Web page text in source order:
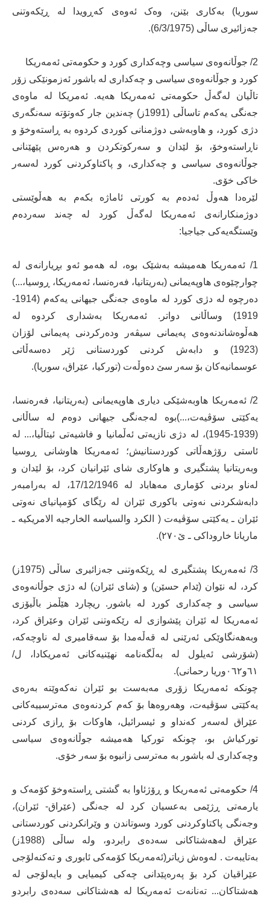
سوریا) بەکاری بێنن، وەک ئەوەی کەڕویدا لە ڕێکەوتنی
جەزائیری ساڵی (6/3/1975).
2/ جوڵانەوەی سیاسی وچەکداری کورد و حکومەتی ئەمەریکا
کورد و جوڵانەوەی سیاسی و چەکداری لە باشور ئەزمونێکی زۆر
تاڵیان لەگەڵ حکومەتی ئەمەریکا ھەیە. ئەمریکا لە ماوەی
جەنگی یەکەم تاساڵی (1991ز) چەندین جار کەوتۆتە سەنگەری
دژی کورد، و هاوبەشی دوژمنانی کوردی کردوە بە ڕاستەوخۆ و
ناڕاستەوخۆ، بۆ لێدان و سەرکوتکردن و هەرەس پێهێنانی
جوڵانەوەی سیاسی و چەکداری، و پاکتاوکردنی کورد لەسەر
خاکی خۆی.
لێرەدا هەوڵ ئەدەم بە کورتی ئاماژە بکەم بە هەڵوێستی
دوژمنکارانەی ئەمەریکا لەگەڵ کورد لە چەند سەردەم
وێستگەیەکی جیاجیا:
1/ ئەمەریکا هەمیشە بەشێک بوە، لە هەمو ئەو بڕیارانەی لە
چوارچێوەی هاوپەیمانی (بەریتانیا، فەرەنسا، ئەمەریکا، ڕوسیا،...)
دەرچوە لە دژی کورد لە ماوەی جەنگی جیهانی یەکەم (1914-
1919) وساڵانی دواتر. ئەمەریکا بەشداری کردوە لە
هەڵوەشاندنەوەی پەیمانی سیڤەر ودەرکردنی پەیمانی لۆزان
(1923) و دابەش کردنی کوردستانی ژێر دەسەڵاتی
عوسمانیەکان بۆ سەر سێ دەوڵەت (تورکیا، عێراق، سوریا).
2/ ئەمەریکا هاوبەشێکی دیاری هاوپەیمانی (بەریتانیا، فەرەنسا،
یەکێتی سۆڤیەت،...)بوە لەجەنگی جیھانی دوەم لە ساڵانی
(1939-1945)، لە دژی نازیەتی ئەڵمانیا و فاشیەتی ئیتاڵیا،... لە
ئاستی رۆژھەڵاتی کوردستانیش؛ ئەمەریکا هاوشانی ڕوسیا
وبەریتانیا پشتگیری و هاوکاری شای ئێرانیان کرد، بۆ لێدان و
لەناو بردنی کۆماری مەهاباد لە 17/12/1946، لە بەرامبەر
دابەشکردنی نەوتی باکوری ئێران لە رێگای کۆمپانیای نەوتی
ئێران ـ یەکێتی سۆڤیەت ( الکرد والسیاسە الخارجیە الامریکیە ـ
ماریانا خاروداکی ـ ێ٢٧٠).
3/ ئەمەریکا پشتگیری لە ڕێکەوتنی جەزائیری ساڵی (1975ز)
کرد، لە نێوان (ێدام حسێن) و (شای ئێران) لە دژی جوڵانەوەی
سیاسی و چەکداری کورد لە باشور. ریچارد ھێڵمز باڵیۆزی
ئەمەریکا لە ئێران پێشوازی لە رێکەوتنی ئێران وعێراق کرد،
وبەھەنگاوێکی ئەرێنی لە قەڵەمدا بۆ سەقامیری لە ناوچەکە،
(شۆرشی ئەیلول لە بەڵگەنامە نھێنیەکانی ئەمریکادا، ل/
٦١و٠٦٢وریا رحمانی).
چونکە ئەمەریکا زۆری مەبەست بو ئێران نەکەوێتە بەرەی
یەکێتی سۆڤیەت، وھەروەھا بۆ کەم کردنەوەی مەترسییەکانی
عێراق لەسەر کەنداو و ئیسرائیل، ھاوکات بۆ ڕازی کردنی
تورکیاش بو، چونکە تورکیا ھەمیشە جوڵانەوەی سیاسی
وچەکداری لە باشور بە مەترسی زانیوە بۆ سەر خۆی.
4/ حکومەتی ئەمەریکا و ڕۆژئاوا بە گشتی ڕاستەوخۆ کۆمەک و
یارمەتی ڕژێمی بەعسیان کرد لە جەنگی (عێراق- ئێران)،
وجەنگی پاکتاوکردنی کورد وسوتاندن و وێرانکردنی کوردستانی
عێراق لەھەشتاکانی سەدەی رابردو، ولە ساڵی (1988ز)
بەتایبەت . لەوەش زیاتر(ئەمەریکا کۆمەکی ئابوری و تەکنەلۆجی
عێراقیان کرد بۆ پەرەپێدانی چەکی کیمیایی و بایەلۆجی لە
هەشتاکان... تەنانەت ئەمەریکا لە هەشتاکانی سەدەی رابردو